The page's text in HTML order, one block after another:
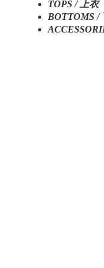
TOPS / 上衣
BOTTOMS /